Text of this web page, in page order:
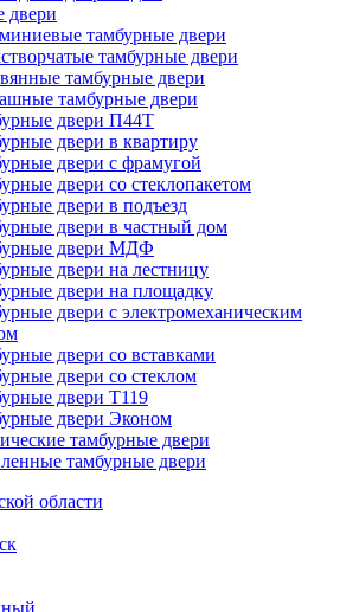
двери
тамбурные двери
тамбурные двери
тамбурные двери
тамбурные двери
двери П44Т
двери в квартиру
двери с фрамугой
двери со стеклопакетом
двери в подъезд
двери в частный дом
двери МДФ
двери на лестницу
двери на площадку
двери с электромеханическим
двери со вставками
двери со стеклом
двери Т119
двери Эконом
тамбурные двери
тамбурные двери
области